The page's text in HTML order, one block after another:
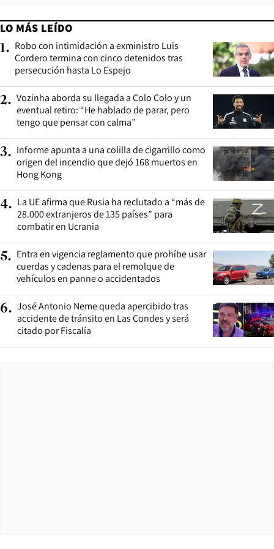
LO MÁS LEÍDO
1. Robo con intimidación a exministro Luis
Cordero termina con cinco detenidos tras
persecución hasta Lo Espejo
2. Vozinha aborda su llegada a Colo Colo y un
eventual retiro: “He hablado de parar, pero
tengo que pensar con calma”
3. Informe apunta a una colilla de cigarrillo como
origen del incendio que dejó 168 muertos en
Hong Kong
4. La UE afirma que Rusia ha reclutado a “más de
28.000 extranjeros de 135 países” para
combatir en Ucrania
5. Entra en vigencia reglamento que prohíbe usar
cuerdas y cadenas para el remolque de
vehículos en panne o accidentados
6. José Antonio Neme queda apercibido tras
accidente de tránsito en Las Condes y será
citado por Fiscalía